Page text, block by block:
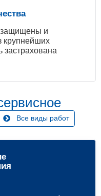
и
крупнейших
застрахована
Все виды работ